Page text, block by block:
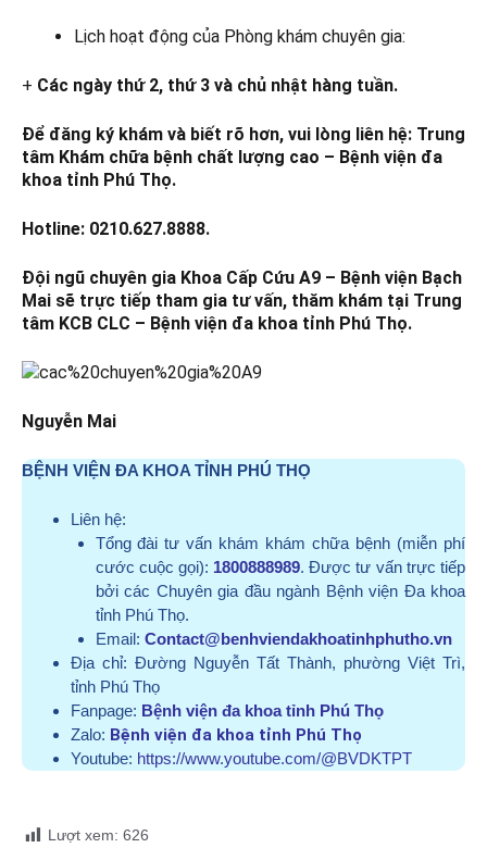
Lịch hoạt động của Phòng khám chuyên gia:
+ Các ngày thứ 2, thứ 3 và chủ nhật hàng tuần.
Để đăng ký khám và biết rõ hơn, vui lòng liên hệ: Trung
tâm Khám chữa bệnh chất lượng cao – Bệnh viện đa
khoa tỉnh Phú Thọ.
Hotline: 0210.627.8888.
Đội ngũ chuyên gia Khoa Cấp Cứu A9 – Bệnh viện Bạch
Mai sẽ trực tiếp tham gia tư vấn, thăm khám tại Trung
tâm KCB CLC – Bệnh viện đa khoa tỉnh Phú Thọ.
Nguyễn Mai
BỆNH VIỆN ĐA KHOA TỈNH PHÚ THỌ
Liên hệ:
Tổng đài tư vấn khám khám chữa bệnh (miễn phí
cước cuộc gọi): 1800888989. Được tư vấn trực tiếp
bởi các Chuyên gia đầu ngành Bệnh viện Đa khoa
tỉnh Phú Thọ.
Email: Contact@benhviendakhoatinhphutho.vn
Địa chỉ: Đường Nguyễn Tất Thành, phường Việt Trì,
tỉnh Phú Thọ
Fanpage: Bệnh viện đa khoa tỉnh Phú Thọ
Zalo: Bệnh viện đa khoa tỉnh Phú Thọ
Youtube: https://www.youtube.com/@BVDKTPT
Lượt xem: 626